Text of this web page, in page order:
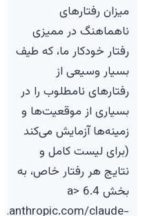
میزان رفتارهای
ناهماهنگ در ممیزی
رفتار خودکار ما، که طیف
بسیار وسیعی از
رفتارهای نامطلوب را در
بسیاری از موقعیت‌ها و
زمینه‌ها آزمایش می‌کند
(برای لیست کامل و
نتایج هر رفتار خاص، به
بخش 6.4 <a
claude-